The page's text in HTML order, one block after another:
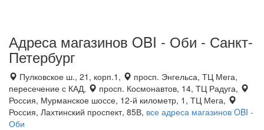
Адреса магазинов OBI - Оби - Санкт-
Петербург
Пулковское ш., 21, корп.1,
просп. Энгельса, ТЦ Мега,
пересечение с КАД,
просп. Космонавтов, 14, ТЦ Радуга,
Россия, Мурманское шоссе, 12-й километр, 1, ТЦ Мега,
Россия, Лахтинский проспект, 85В, все адреса магазинов OBI -
Оби